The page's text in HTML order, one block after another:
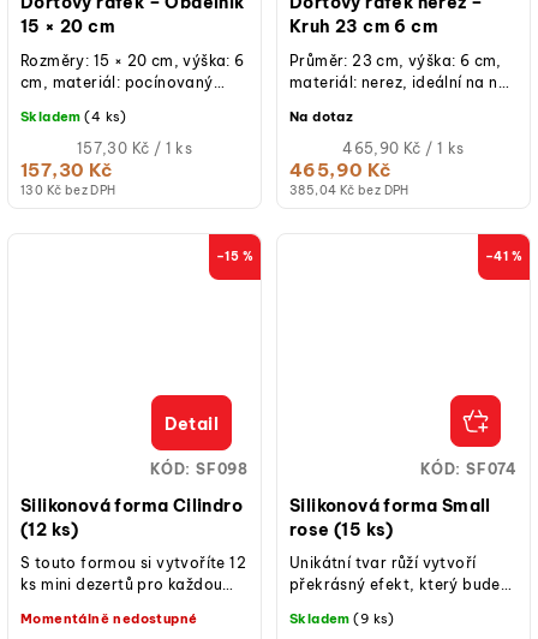
15 × 20 cm
130 Kč bez DPH
157,30 Kč
Měrná
cena:
157,30 Kč / 1 ks
Skladem (4 ks)
Rozměry: 15 × 20 cm, výška: 6
cm, materiál: pocínovaný
pro krátkodobý styk s...
Kruh 23 cm 6 cm
385,04 Kč bez DPH
465,90 Kč
Měrná
cena:
465,90 Kč / 1 ks
Na dotaz
Průměr: 23 cm, výška: 6 cm,
materiál: nerez, ideální na na
možnost i jiných rozměrů na...
–15 %
Silikonová forma Cilindro
(12 ks)
Momentálně nedostupné
Detail
S touto formou si vytvoříte 12
ks mini dezertů pro každou
KÓD: SF098
–41 %
Silikonová forma Small
rose (15 ks)
Skladem (9 ks)
Unikátní tvar růží vytvoří
překrásný efekt, který bude
skvěle hodí k výrobě dezertů
KÓD: SF074